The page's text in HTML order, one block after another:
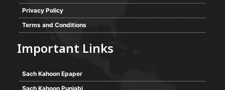
Privacy Policy
Terms and Conditions
Important Links
Sach Kahoon Epaper
Sach Kahoon Punjabi